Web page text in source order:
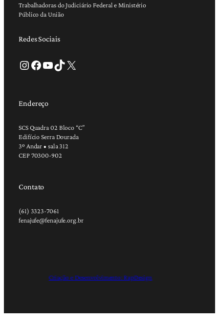
Trabalhadoras do Judiciário Federal e Ministério
Público da União
Redes Sociais
Instagram Facebook Youtube TikTok X
Endereço
SCS Quadra 02 Bloco “C”
Edifício Serra Dourada
3º Andar • sala 312
CEP 70300-902
Contato
(61) 3323-7061
fenajufe@fenajufe.org.br
Criação e Desenvolvimento: RapDesign